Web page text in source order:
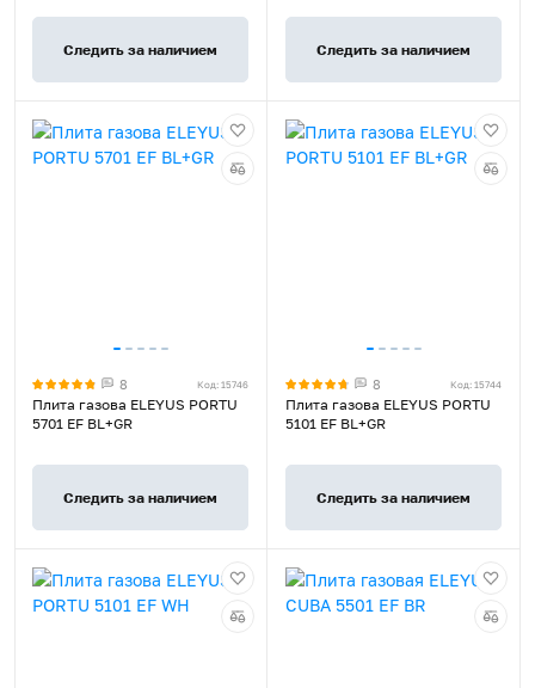
Следить за наличием Следить за наличием
8 Код: 15746
Плита газова ELEYUS PORTU
5701 EF BL+GR
Следить за наличием
8 Код: 15744
Плита газова ELEYUS PORTU
5101 EF BL+GR
Следить за наличием